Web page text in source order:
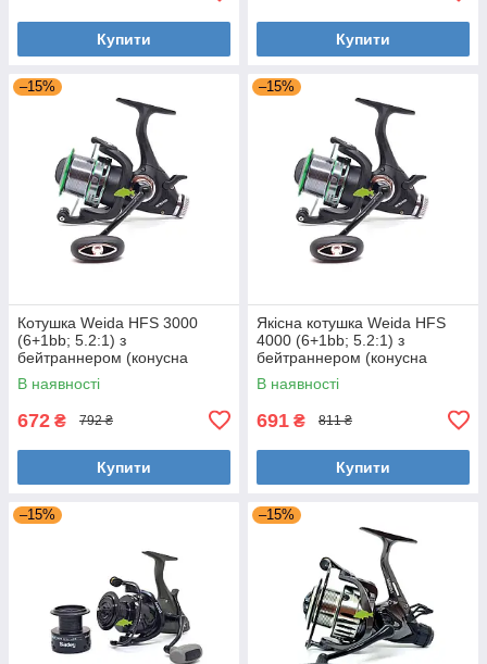
Купити Купити
–15%
Котушка Weida HFS 3000
(6+1bb; 5.2:1) з
бейтраннером (конусна
шпуля)
В наявності
672 ₴ 792 ₴
Купити
–15%
Якісна котушка Weida HFS
4000 (6+1bb; 5.2:1) з
бейтраннером (конусна
шпуля)
В наявності
691 ₴ 811 ₴
Купити
–15% –15%